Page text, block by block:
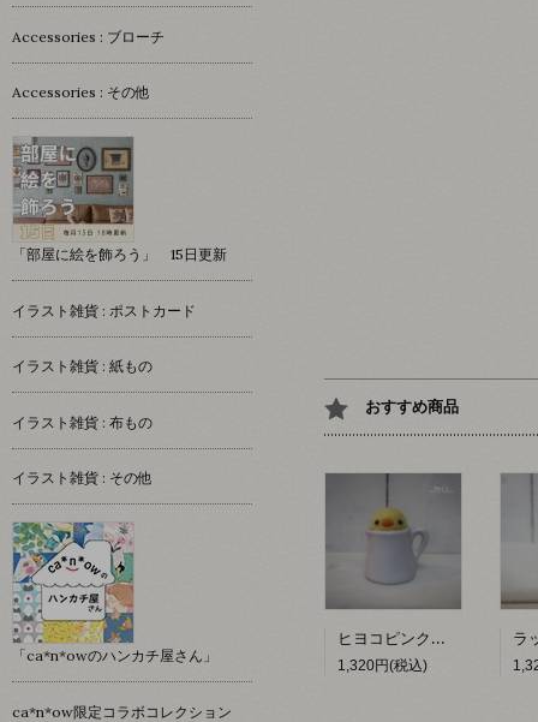
おすすめ商品
ヒヨコピンクッション 【hacy's】
1,320円(税込)
Accessories : ブローチ
Accessories : その他
「部屋に絵を飾ろう」 15日更新
イラスト雑貨 : ポストカード
イラスト雑貨 : 紙もの
イラスト雑貨 : 布もの
イラスト雑貨 : その他
「ca*n*owのハンカチ屋さん」
ca*n*ow限定コラボコレクション